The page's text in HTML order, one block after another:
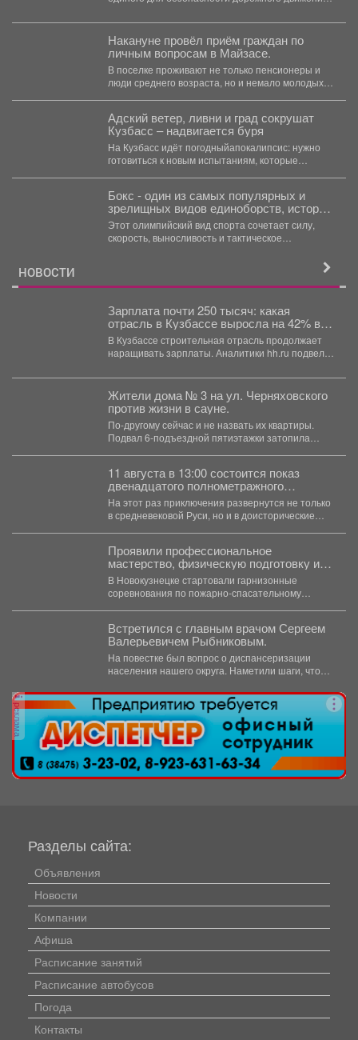
Накануне провёл приём граждан по
личным вопросам в Майзасе.
В поселке проживают не только пенсионеры и
люди среднего возраста, но и немало молодых
Адский ветер, ливни и град сокрушат
Кузбасс – надвигается буря
На Кузбасс идёт погодныйапокалипсис: нужно
готовиться к новым испытаниям, которые
Бокс - один из самых популярных и
зрелищных видов единоборств, история
которого насчитывает не одно столетие.
Этот олимпийский вид спорта сочетает силу,
скорость, выносливость и тактическое
НОВОСТИ
Зарплата почти 250 тысяч: какая
отрасль в Кузбассе выросла на 42% в
доходе
В Кузбассе строительная отрасль продолжает
наращивать зарплаты. Аналитики hh.ru подвели
Жители дома № 3 на ул. Черняховского
против жизни в сауне.
По-другому сейчас и не назвать их квартиры.
Подвал 6-подъездной пятиэтажки затопила
11 августа в 13:00 состоится показ
двенадцатого полнометражного
мультфильма из знаменитой
«богатырской» франшизы - «Три
богатыря и Пуп Земли» (2023).
На этот раз приключения развернутся не только
в средневековой Руси, но и в доисторические
Проявили профессиональное
мастерство, физическую подготовку и
командный дух.
В Новокузнецке стартовали гарнизонные
соревнования по пожарно-спасательному
Встретился с главным врачом Сергеем
Валерьевичем Рыбниковым.
На повестке был вопрос о диспансеризации
населения нашего округа. Наметили шаги, чтобы
реклама
Разделы сайта:
Объявления
Новости
Компании
Афиша
Расписание занятий
Расписание автобусов
Погода
Контакты